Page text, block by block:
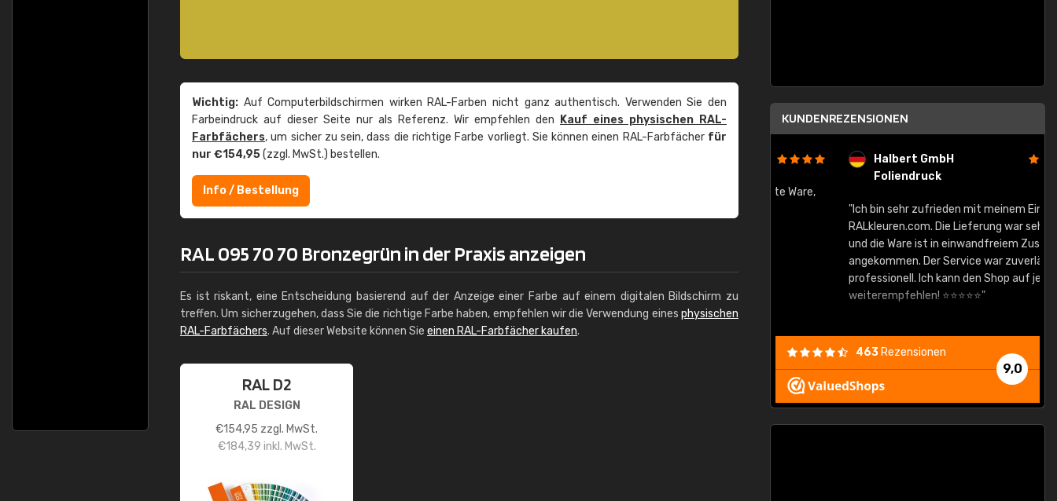
Wichtig: Auf Computerbildschirmen wirken RAL-Farben nicht ganz authentisch. Verwenden Sie den
Farbeindruck auf dieser Seite nur als Referenz. Wir empfehlen den
Kauf eines physischen RAL-
Farbfächers, um sicher zu sein, dass die richtige Farbe vorliegt. Sie können einen RAL-Farbfächer für
nur €154,95(zzgl. MwSt.) bestellen.
Info / Bestellung
RAL 095 70 70 Bronzegrün in der Praxis anzeigen
Es ist riskant, eine Entscheidung basierend auf der Anzeige einer Farbe auf einem digitalen Bildschirm zu
treffen. Um sicherzugehen, dass Sie die richtige Farbe haben, empfehlen wir die Verwendung eines physischen
RAL-Farbfächers. Auf dieser Website können Sie einen RAL-Farbfächer kaufen.
RAL D2
RAL DESIGN
€154,95 zzgl. MwSt.
€184,39 inkl. MwSt.
KUNDENREZENSIONEN
Halbert GmbH
Foliendruck
"Ich bin sehr zufrieden mit meinem Einkauf bei
RALkleuren.com. Die Lieferung war sehr schnell
und die Ware ist in einwandfreiem Zustand
angekommen. Der Service war zuverlässig und
professionell. Ich kann den Shop auf jeden Fall
weiterempfehlen! ⭐⭐⭐⭐⭐"
9,0
463 Rezensionen